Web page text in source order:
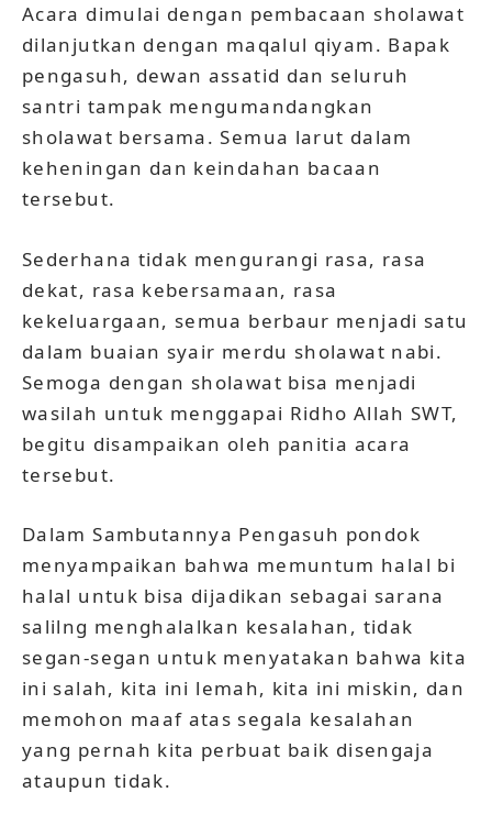
Acara dimulai dengan pembacaan sholawat
dilanjutkan dengan maqalul qiyam. Bapak
pengasuh, dewan assatid dan seluruh
santri tampak mengumandangkan
sholawat bersama. Semua larut dalam
keheningan dan keindahan bacaan
tersebut.
Sederhana tidak mengurangi rasa, rasa
dekat, rasa kebersamaan, rasa
kekeluargaan, semua berbaur menjadi satu
dalam buaian syair merdu sholawat nabi.
Semoga dengan sholawat bisa menjadi
wasilah untuk menggapai Ridho Allah SWT,
begitu disampaikan oleh panitia acara
tersebut.
Dalam Sambutannya Pengasuh pondok
menyampaikan bahwa memuntum halal bi
halal untuk bisa dijadikan sebagai sarana
salilng menghalalkan kesalahan, tidak
segan-segan untuk menyatakan bahwa kita
ini salah, kita ini lemah, kita ini miskin, dan
memohon maaf atas segala kesalahan
yang pernah kita perbuat baik disengaja
ataupun tidak.